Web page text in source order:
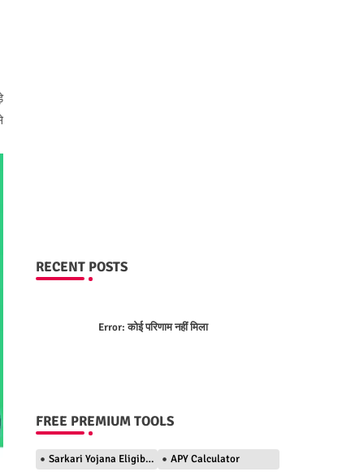
RECENT POSTS
Error:कोई परिणाम नहीं मिला
FREE PREMIUM TOOLS
Sarkari Yojana Eligibility Checker APY Calculator